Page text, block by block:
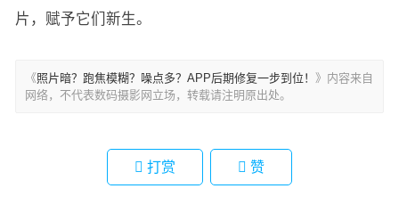
片，赋予它们新生。
《照片暗？跑焦模糊？噪点多？APP后期修复一步到位！ 》内容来自
网络，不代表数码摄影网立场，转载请注明原出处。
打赏 赞